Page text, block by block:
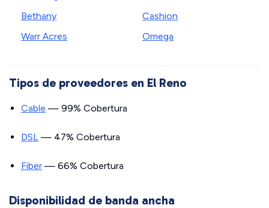
Bethany
Warr Acres
Cashion
Omega
Tipos de proveedores en El Reno
Cable — 99% Cobertura
DSL — 47% Cobertura
Fiber — 66% Cobertura
Disponibilidad de banda ancha